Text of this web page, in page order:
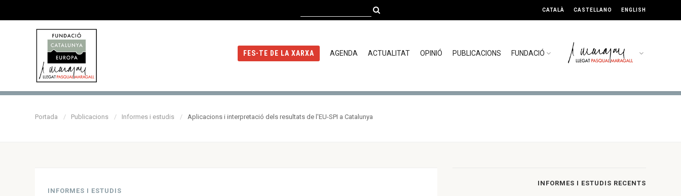
CATALÀ CASTELLANO ENGLISH
FES-TE DE LA XARXA AGENDA ACTUALITAT OPINIÓ PUBLICACIONS FUNDACIÓ
Portada Publicacions Informes i estudis Aplicacions i interpretació dels resultats de l'EU-SPI a Catalunya
INFORMES I ESTUDIS
INFORMES I ESTUDIS RECENTS
28 DE NOVEMBRE 2025